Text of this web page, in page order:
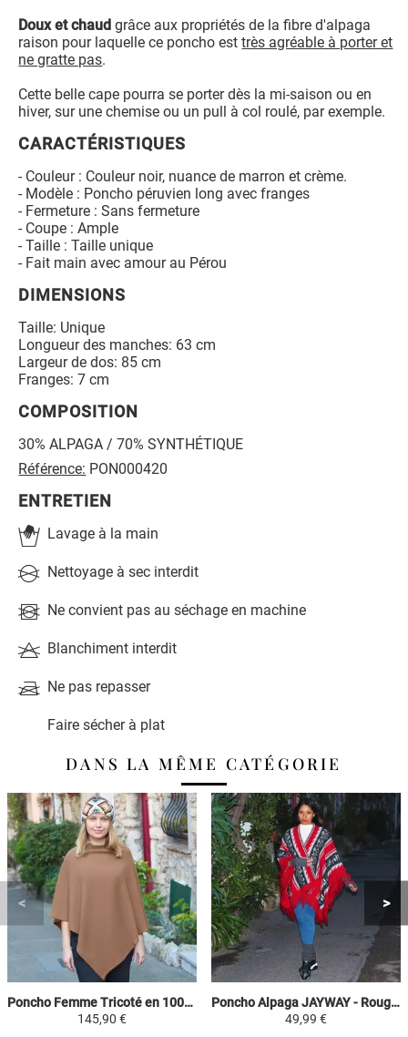
Doux et chaud grâce aux propriétés de la fibre d'alpaga
raison pour laquelle ce poncho esttrès agréable à porter et
ne gratte pas.
Cette belle cape pourra se porter dès la mi-saison ou en
hiver, sur une chemise ou un pull à col roulé, par exemple.
CARACTÉRISTIQUES
- Couleur : Couleur noir, nuance de marron et crème.
- Modèle : Poncho péruvien long avec franges
- Fermeture : Sans fermeture
- Coupe : Ample
- Taille : Taille unique
- Fait main avec amour au Pérou
DIMENSIONS
Taille: Unique
Longueur des manches: 63 cm
Largeur de dos: 85 cm
Franges: 7 cm
COMPOSITION
30% ALPAGA / 70% SYNTHÉTIQUE
Référence: PON000420
ENTRETIEN
Lavage à la main
Nettoyage à sec interdit
Ne convient pas au séchage en machine
Blanchiment interdit
Ne pas repasser
Faire sécher à plat
DANS LA MÊME CATÉGORIE
Poncho Femme Tricoté en 100% Alpaga - Camel - Carré
145,90 €
Poncho Alpaga JAYWAY - Rouge / Noir / Gris / Blanc - Motifs Ethniques
49,99 €